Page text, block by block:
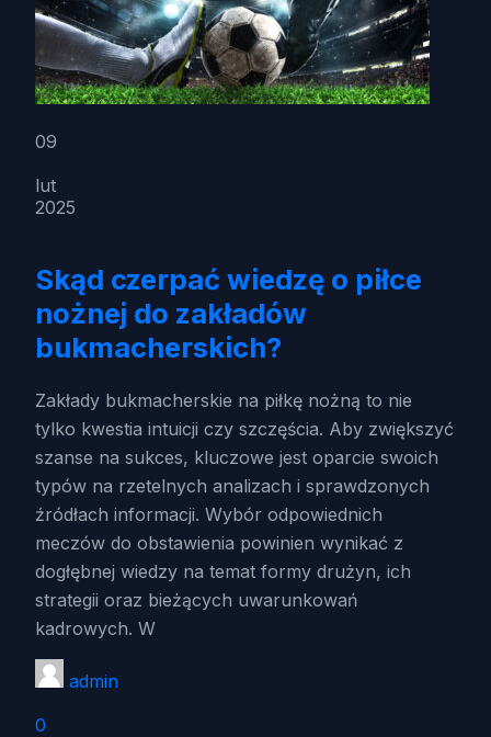
09
lut
2025
Skąd czerpać wiedzę o piłce
nożnej do zakładów
bukmacherskich?
Zakłady bukmacherskie na piłkę nożną to nie
tylko kwestia intuicji czy szczęścia. Aby zwiększyć
szanse na sukces, kluczowe jest oparcie swoich
typów na rzetelnych analizach i sprawdzonych
źródłach informacji. Wybór odpowiednich
meczów do obstawienia powinien wynikać z
dogłębnej wiedzy na temat formy drużyn, ich
strategii oraz bieżących uwarunkowań
kadrowych. W
admin
0